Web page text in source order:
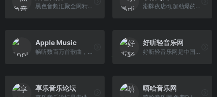
黑色音频汇聚全网精品DJ舞曲,DJ串烧,DJ现场,DJ慢摇,电音,3D环绕.更新速度快,种类全,音质好.优秀的DJ团队引领DJ潮流,享受高品质DJ听觉盛宴一切尽在黑色音频DJ 潮牌夜店dj,超劲爆的dj网站以华南地区DJ为核心,提供无损高品质DJ舞曲,每天更新快人一步,我们网站有最专业DJ团队精心制作好听的串烧,打造精品车载DJ舞曲,为喜 欢DJ的爱好者,提供高音质在线试听及MP3免费下载,全方位满足DJ音乐爱好者的需求。
‎Apple Music
畅听数百万首歌曲，观看音乐视频，体验现场表演，一切尽在 Apple Music。订阅后即可在网页、App 或 Android 设备上播放。
好听轻音乐网
好听轻音乐网是中国最好的轻音乐交流平台,专注于分享好听的轻音乐、纯音乐、经典钢琴曲、中国轻音乐、新世纪音乐、背景音乐，是专业的轻音乐在线试听、MP3下 载网站。
享乐音乐论坛 嘻哈音乐网